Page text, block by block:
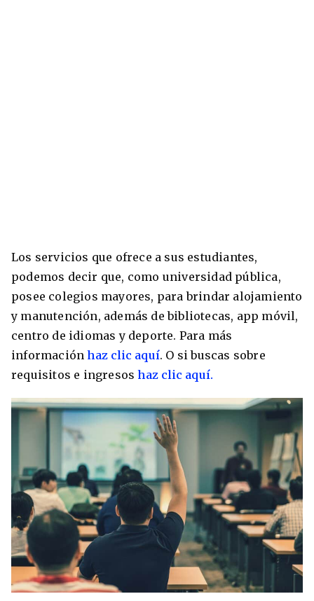
Los servicios que ofrece a sus estudiantes,
podemos decir que, como universidad pública,
posee colegios mayores, para brindar alojamiento
y manutención, además de bibliotecas, app móvil,
centro de idiomas y deporte. Para más
informaciónhaz clic aquí. O si buscas sobre
requisitos e ingresoshaz clic aquí.